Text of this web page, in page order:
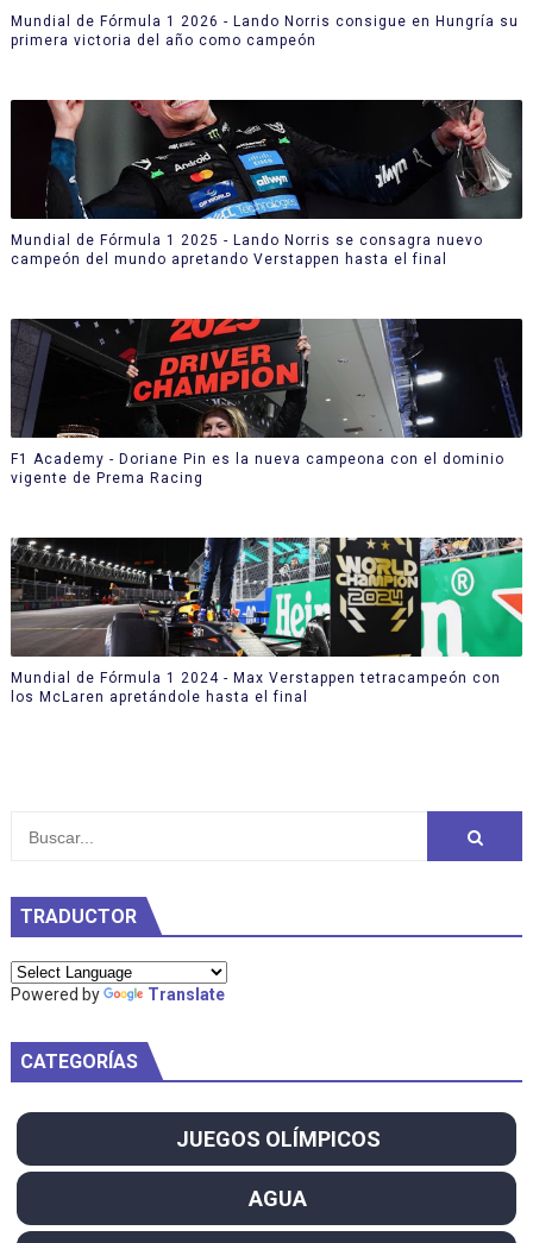
Mundial de Fórmula 1 2026 - Lando Norris consigue en Hungría su
primera victoria del año como campeón
Mundial de Fórmula 1 2025 - Lando Norris se consagra nuevo
campeón del mundo apretando Verstappen hasta el final
F1 Academy - Doriane Pin es la nueva campeona con el dominio
vigente de Prema Racing
Mundial de Fórmula 1 2024 - Max Verstappen tetracampeón con
los McLaren apretándole hasta el final
TRADUCTOR
Powered by Translate
CATEGORÍAS
JUEGOS OLÍMPICOS
AGUA